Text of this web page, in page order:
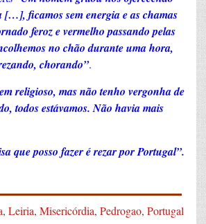
[…], ficamos sem energia e as chamas
feroz e vermelho passando pelas
no chão durante uma hora,
chorando”.
religioso, mas não tenho vergonha de
todos estávamos. Não havia mais
que posso fazer é rezar por Portugal”.
, Leiria, Misericórdia, Pedrogao, Portugal